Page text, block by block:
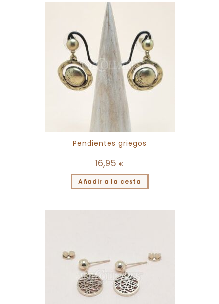
Pendientes griegos
16,95 €
Añadir a la cesta